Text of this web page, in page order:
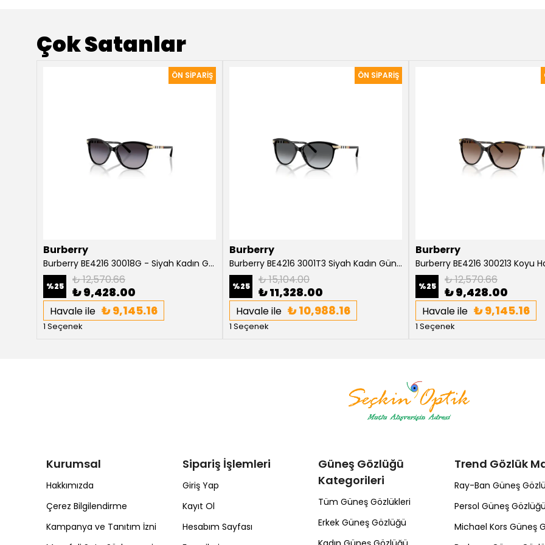
Çok Satanlar
Burberry
Burberry BE4216 30018G - Siyah Kadın Güneş Gözlüğü
%25 ₺ 12,570.66
₺ 9,428.00
Havale ile ₺ 9,145.16
1 Seçenek
Burberry
Burberry BE4216 3001T3 Siyah Kadın Güneş Gözlüğü
%25 ₺ 15,104.00
₺ 11,328.00
Havale ile ₺ 10,988.16
1 Seçenek
Burberry
%25 ₺ 12,570.66
₺ 9,428.00
Havale ile ₺ 9,145.16
1 Seçenek
Kurumsal
Hakkımızda
Çerez Bilgilendirme
Kampanya ve Tanıtım İzni
Sipariş İşlemleri
Giriş Yap
Kayıt Ol
Hesabım Sayfası
Güneş Gözlüğü
Kategorileri
Tüm Güneş Gözlükleri
Erkek Güneş Gözlüğü
Trend Gözlük
Ray-Ban Güneş
Persol Güneş Gözlüğü
Michael Kors Güneş